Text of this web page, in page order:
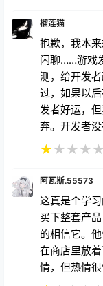
榴莲猫
抱歉，我本
闲聊……游戏
测，给开发
过，如果以
发者好运，
弃。开发者没
★★ ★ ★ ★
阿瓦斯.55573
这真是个学
买下整套产
的相信它。
在商店里放
情，但热情很